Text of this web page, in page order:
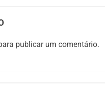
publicar um comentário.